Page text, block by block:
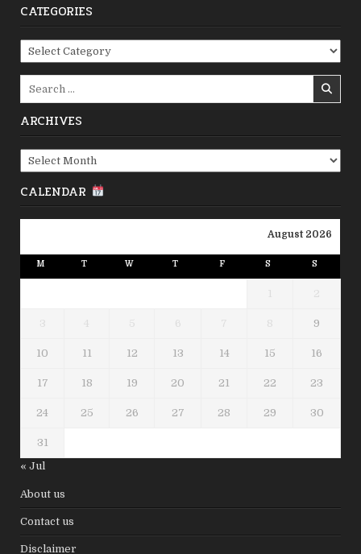
CATEGORIES
Categories
ARCHIVES
Archives
CALENDAR
August 2026
M T W T F S S
1 2
3 4 5 6 7 8 9
10 11 12 13 14 15 16
17 18 19 20 21 22 23
24 25 26 27 28 29 30
31
« Jul
About us
Contact us
Disclaimer